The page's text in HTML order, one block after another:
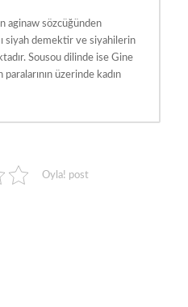
aginaw sözcüğünden
siyah demektir ve siyahilerin
Sousou dilinde ise Gine
paralarının üzerinde kadın
Oyla! post